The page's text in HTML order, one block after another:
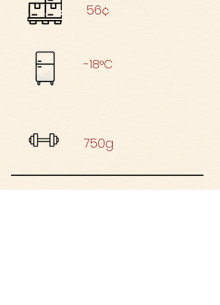
56¢
-18°C
750g